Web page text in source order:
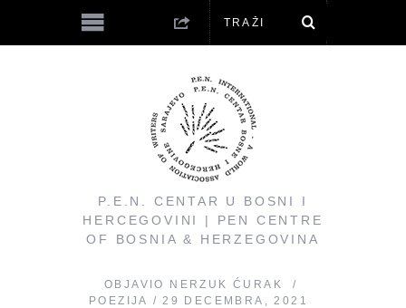
P.E.N. CENTAR U BOSNI I
HERCEGOVINI | PEN CENTRE
OF BOSNIA & HERZEGOVINA
OBJAVIO
NERZUK ĆURAK
POEZIJA
29 DECEMBRA, 2021